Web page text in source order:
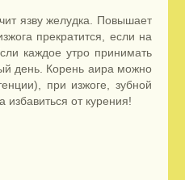
язву желудка. Повышает
прекратится, если на
каждое утро принимать
день. Корень аира можно
при изжоге, зубной
от курения!